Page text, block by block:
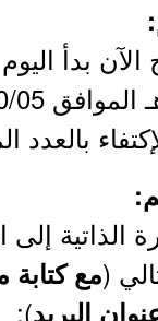
بدأ اليوم
بالعدد
إلى
(مع
البريد):